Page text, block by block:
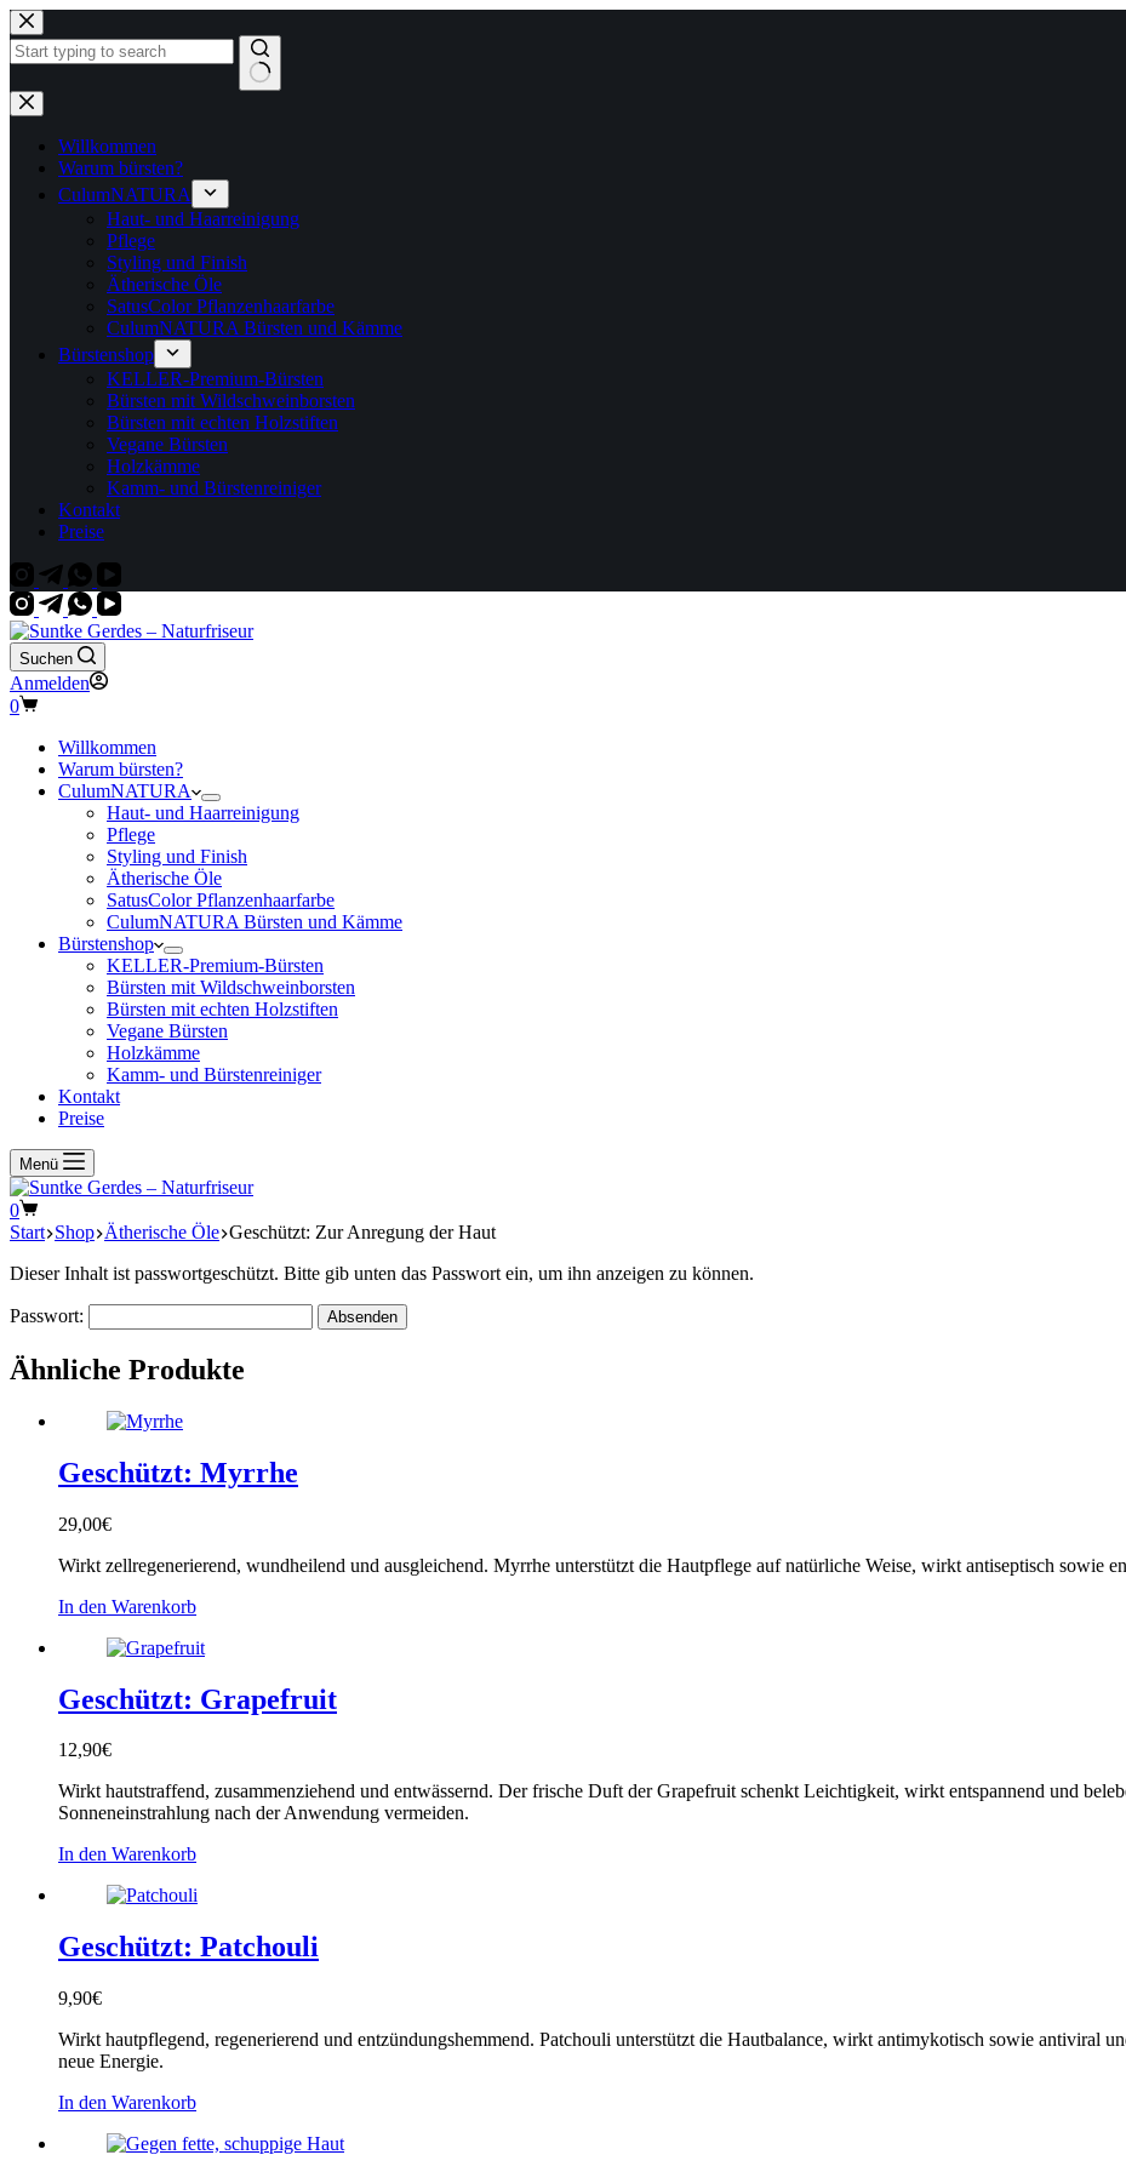
Zum
Inhalt
springen
Keine
Ergebnisse
Willkommen
Warum bürsten?
CulumNATURA
Haut- und Haarreinigung
Pflege
Styling und Finish
Ätherische Öle
SatusColor Pflanzenhaarfarbe
CulumNATURA Bürsten und Kämme
Bürstenshop
KELLER-Premium-Bürsten
Bürsten mit Wildschweinborsten
Bürsten mit echten Holzstiften
Vegane Bürsten
Holzkämme
Kamm- und Bürstenreiniger
Kontakt
Preise
Suchen
Anmelden
Warenkorb
0
Willkommen
Warum bürsten?
CulumNATURA
Haut- und Haarreinigung
Pflege
Styling und Finish
Ätherische Öle
SatusColor Pflanzenhaarfarbe
CulumNATURA Bürsten und Kämme
Bürstenshop
KELLER-Premium-Bürsten
Bürsten mit Wildschweinborsten
Bürsten mit echten Holzstiften
Vegane Bürsten
Holzkämme
Kamm- und Bürstenreiniger
Kontakt
Preise
Menü
Warenkorb
0
Start Shop Ätherische Öle Geschützt: Zur Anregung der Haut
Dieser Inhalt ist passwortgeschützt. Bitte gib unten das Passwort ein, um ihn anzeigen zu können.
Passwort:
Ähnliche Produkte
Geschützt: Myrrhe
29,00€
Wirkt zellregenerierend, wundheilend und ausgleichend. Myrrhe unterstützt die Hautpflege auf natürliche Weise, wirkt antiseptisch sowie
In den Warenkorb
Geschützt: Grapefruit
12,90€
Wirkt hautstraffend, zusammenziehend und entwässernd. Der frische Duft der Grapefruit schenkt Leichtigkeit, wirkt entspannend und
Sonneneinstrahlung nach der Anwendung vermeiden.
In den Warenkorb
Geschützt: Patchouli
9,90€
Wirkt hautpflegend, regenerierend und entzündungshemmend. Patchouli unterstützt die Hautbalance, wirkt antimykotisch sowie antiviral
neue Energie.
In den Warenkorb